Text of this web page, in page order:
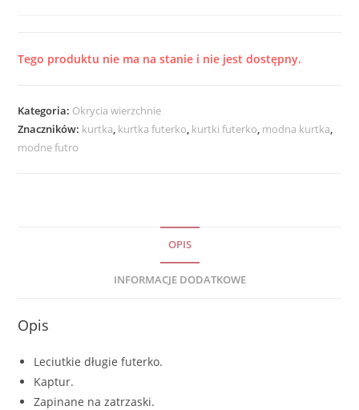
Tego produktu nie ma na stanie i nie jest dostępny.
Kategoria: Okrycia wierzchnie
Znaczników: kurtka, kurtka futerko, kurtki futerko, modna kurtka,
modne futro
OPIS
INFORMACJE DODATKOWE
Opis
Leciutkie długie futerko.
Kaptur.
Zapinane na zatrzaski.